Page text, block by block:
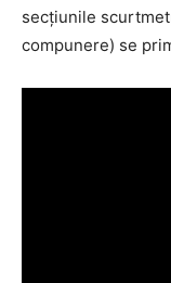
secțiunile
compunere) se